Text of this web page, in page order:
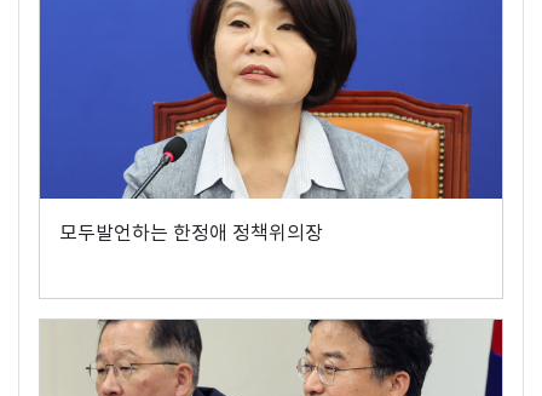
모두발언하는 한정애 정책위의장